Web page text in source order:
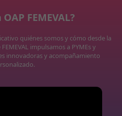
FEMEVAL?
quiénes somos y cómo desde la
impulsamos a PYMEs y
innovadoras y acompañamiento